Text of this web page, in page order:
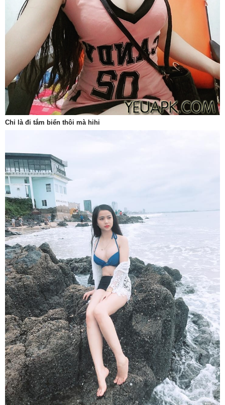
Chỉ là đi tắm biển thôi mà hihi